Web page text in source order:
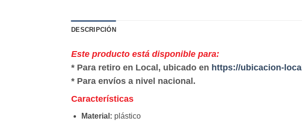
DESCRIPCIÓN
Este producto está disponible para:
* Para retiro en Local, ubicado en https://ubicacion-local
* Para envíos a nivel nacional.
Características
Material: plástico